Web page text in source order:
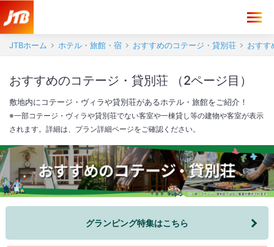
JTBホーム ホテル・旅館・宿 おすすめのコテージ・貸別荘 おすす
おすすめのコテージ・貸別荘 （2ページ目）
敷地内にコテージ・ヴィラや貸別荘があるホテル・旅館をご紹介！
※一部コテージ・ヴィラや貸別荘でない客室や一棟貸し等の建物や客室が表示
されます。詳細は、プラン詳細ページをご確認ください。
グランピング特集はこちら